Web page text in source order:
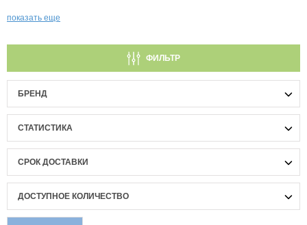
показать еще
ФИЛЬТР
БРЕНД
СТАТИСТИКА
СРОК ДОСТАВКИ
ДОСТУПНОЕ КОЛИЧЕСТВО